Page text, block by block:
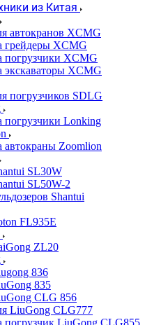
из Китая
автокранов XCMG
грейдеры XCMG
погрузчики XCMG
экскаваторы XCMG
погрузчиков SDLG
погрузчики Lonking
автокраны Zoomlion
SL30W
SL50W-2
Shantui
FL935E
ZL20
836
835
CLG 856
LiuGong CLG777
погрузчик LiuGong CLG855